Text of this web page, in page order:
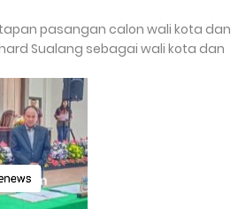
pasangan calon wali kota dan
Sualang sebagai wali kota dan